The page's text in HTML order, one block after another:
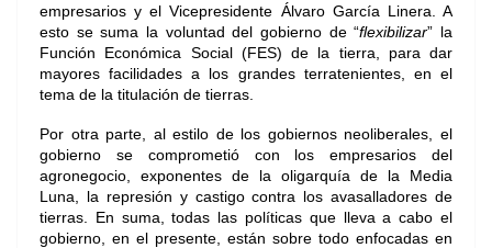
empresarios y el Vicepresidente Álvaro García Linera. A
esto se suma la voluntad del gobierno de “flexibilizar” la
Función Económica Social (FES) de la tierra, para dar
mayores facilidades a los grandes terratenientes, en el
tema de la titulación de tierras.
Por otra parte, al estilo de los gobiernos neoliberales, el
gobierno se comprometió con los empresarios del
agronegocio, exponentes de la oligarquía de la Media
Luna, la represión y castigo contra los avasalladores de
tierras. En suma, todas las políticas que lleva a cabo el
gobierno, en el presente, están sobre todo enfocadas en